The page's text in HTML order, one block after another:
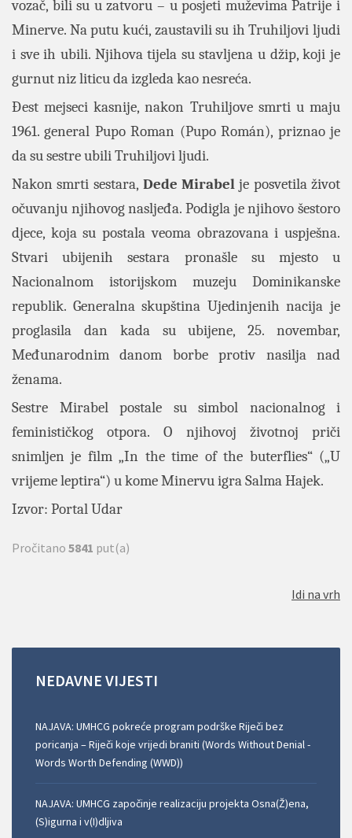
vozač, bili su u zatvoru – u posjeti muževima Patrije i
Minerve. Na putu kući, zaustavili su ih Truhiljovi ljudi
i sve ih ubili. Njihova tijela su stavljena u džip, koji je
gurnut niz liticu da izgleda kao nesreća.
Đest mejseci kasnije, nakon Truhiljove smrti u maju
1961. general Pupo Roman (Pupo Román), priznao je
da su sestre ubili Truhiljovi ljudi.
Nakon smrti sestara, Dede Mirabel je posvetila život
očuvanju njihovog nasljeđa. Podigla je njihovo šestoro
djece, koja su postala veoma obrazovana i uspješna.
Stvari ubijenih sestara pronašle su mjesto u
Nacionalnom istorijskom muzeju Dominikanske
republik. Generalna skupština Ujedinjenih nacija je
proglasila dan kada su ubijene, 25. novembar,
Međunarodnim danom borbe protiv nasilja nad
ženama.
Sestre Mirabel postale su simbol nacionalnog i
feminističkog otpora. O njihovoj životnoj priči
snimljen je film „In the time of the buterflies“ („U
vrijeme leptira“) u kome Minervu igra Salma Hajek.
Izvor: Portal Udar
Pročitano 5841 put(a)
Idi na vrh
NEDAVNE VIJESTI
NAJAVA: UMHCG pokreće program podrške Riječi bez
poricanja – Riječi koje vrijedi braniti (Words Without Denial -
Words Worth Defending (WWD))
NAJAVA: UMHCG započinje realizaciju projekta Osna(Ž)ena,
(S)igurna i v(I)dljiva